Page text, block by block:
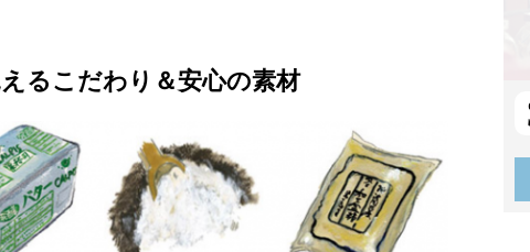
るこだわり＆安心の素材